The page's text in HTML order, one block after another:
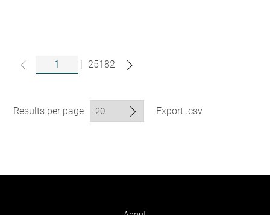
| 25182
Results per page Export .csv